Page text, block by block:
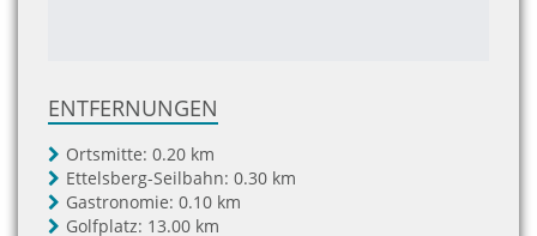
ENTFERNUNGEN
Ortsmitte: 0.20 km
Ettelsberg-Seilbahn: 0.30 km
Gastronomie: 0.10 km
Golfplatz: 13.00 km